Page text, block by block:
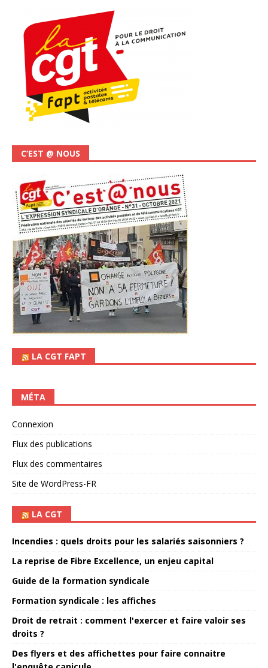
C’EST @ NOUS
LA CGT FAPT
MÉTA
Connexion
Flux des publications
Flux des commentaires
Site de WordPress-FR
LA CGT
Incendies : quels droits pour les salariés saisonniers ?
La reprise de Fibre Excellence, un enjeu capital
Guide de la formation syndicale
Formation syndicale : les affiches
Droit de retrait : comment l'exercer et faire valoir ses
droits ?
Des flyers et des affichettes pour faire connaitre